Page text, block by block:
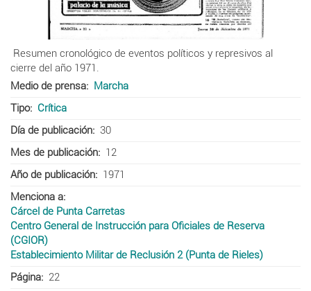
Resumen cronológico de eventos políticos y represivos al
cierre del año 1971.
Medio de prensa
Marcha
Tipo
Crítica
Día de publicación
30
Mes de publicación
12
Año de publicación
1971
Menciona a
Cárcel de Punta Carretas
Centro General de Instrucción para Oficiales de Reserva
(CGIOR)
Establecimiento Militar de Reclusión 2 (Punta de Rieles)
Página
22